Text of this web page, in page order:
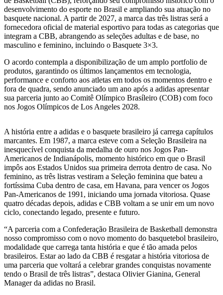
desenvolvimento do esporte no Brasil e ampliando sua atuação no
basquete nacional. A partir de 2027, a marca das três listras será a
fornecedora oficial de material esportivo para todas as categorias que
integram a CBB, abrangendo as seleções adultas e de base, no
masculino e feminino, incluindo o Basquete 3×3.
O acordo contempla a disponibilização de um amplo portfolio de
produtos, garantindo os últimos lançamentos em tecnologia,
performance e conforto aos atletas em todos os momentos dentro e
fora de quadra, sendo anunciado um ano após a adidas apresentar
sua parceria junto ao Comitê Olímpico Brasíleiro (COB) com foco
nos Jogos Olímpicos de Los Angeles 2028.
A história entre a adidas e o basquete brasileiro já carrega capítulos
marcantes. Em 1987, a marca esteve com a Seleção Brasileira na
inesquecível conquista da medalha de ouro nos Jogos Pan-
Americanos de Indianápolis, momento histórico em que o Brasil
impôs aos Estados Unidos sua primeira derrota dentro de casa. No
feminino, as três listras vestiram a Seleção feminina que bateu a
fortíssima Cuba dentro de casa, em Havana, para vencer os Jogos
Pan-Americanos de 1991, iniciando uma jornada vitoriosa. Quase
quatro décadas depois, adidas e CBB voltam a se unir em um novo
ciclo, conectando legado, presente e futuro.
“A parceria com a Confederação Brasileira de Basketball demonstra
nosso compromisso com o novo momento do basquetebol brasileiro,
modalidade que carrega tanta história e que é tão amada pelos
brasileiros. Estar ao lado da CBB é resgatar a história vitoriosa de
uma parceria que voltará a celebrar grandes conquistas novamente
tendo o Brasil de três listras”, destaca Olivier Gianina, General
Manager da adidas no Brasil.